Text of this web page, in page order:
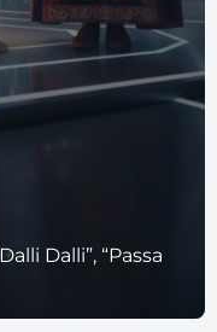
Dalli”, “Passa